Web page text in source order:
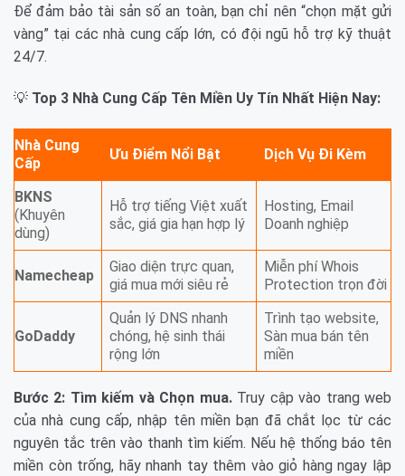
Để đảm bảo tài sản số an toàn, bạn chỉ nên “chọn mặt gửi
vàng” tại các nhà cung cấp lớn, có đội ngũ hỗ trợ kỹ thuật
24/7.
💡 Top 3 Nhà Cung Cấp Tên Miền Uy Tín Nhất Hiện Nay:
Nhà Cung
Cấp
Ưu Điểm Nổi Bật Dịch Vụ Đi Kèm
BKNS
(Khuyên
dùng)
Hỗ trợ tiếng Việt xuất
sắc, giá gia hạn hợp lý
Hosting, Email
Doanh nghiệp
Namecheap
Giao diện trực quan,
giá mua mới siêu rẻ
Miễn phí Whois
Protection trọn đời
GoDaddy
Quản lý DNS nhanh
chóng, hệ sinh thái
rộng lớn
Trình tạo website,
Sàn mua bán tên
miền
Bước 2: Tìm kiếm và Chọn mua.Truy cập vào trang web
của nhà cung cấp, nhập tên miền bạn đã chắt lọc từ các
nguyên tắc trên vào thanh tìm kiếm. Nếu hệ thống báo tên
miền còn trống, hãy nhanh tay thêm vào giỏ hàng ngay lập